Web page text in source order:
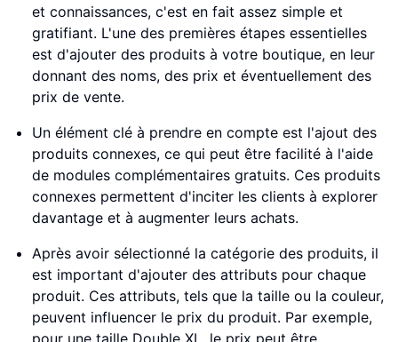
et connaissances, c'est en fait assez simple et
gratifiant. L'une des premières étapes essentielles
est d'ajouter des produits à votre boutique, en leur
donnant des noms, des prix et éventuellement des
prix de vente.
Un élément clé à prendre en compte est l'ajout des
produits connexes, ce qui peut être facilité à l'aide
de modules complémentaires gratuits. Ces produits
connexes permettent d'inciter les clients à explorer
davantage et à augmenter leurs achats.
Après avoir sélectionné la catégorie des produits, il
est important d'ajouter des attributs pour chaque
produit. Ces attributs, tels que la taille ou la couleur,
peuvent influencer le prix du produit. Par exemple,
pour une taille Double XL, le prix peut être